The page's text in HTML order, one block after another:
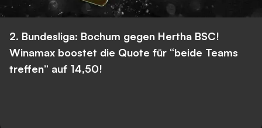
2. Bundesliga: Bochum gegen Hertha BSC!
Winamax boostet die Quote für “beide Teams
treffen” auf 14,50!